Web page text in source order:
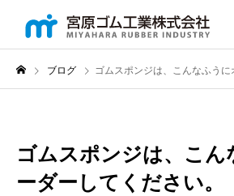
ブログ ゴムスポンジは、こんなふうに
ゴムスポンジは、こん
ーダーしてください。